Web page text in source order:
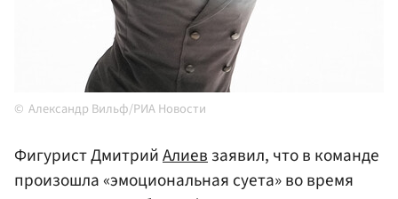
Александр Вильф/РИА Новости
Фигурист ДмитрийАлиевзаявил, что в команде
произошла «эмоциональная суета» во время